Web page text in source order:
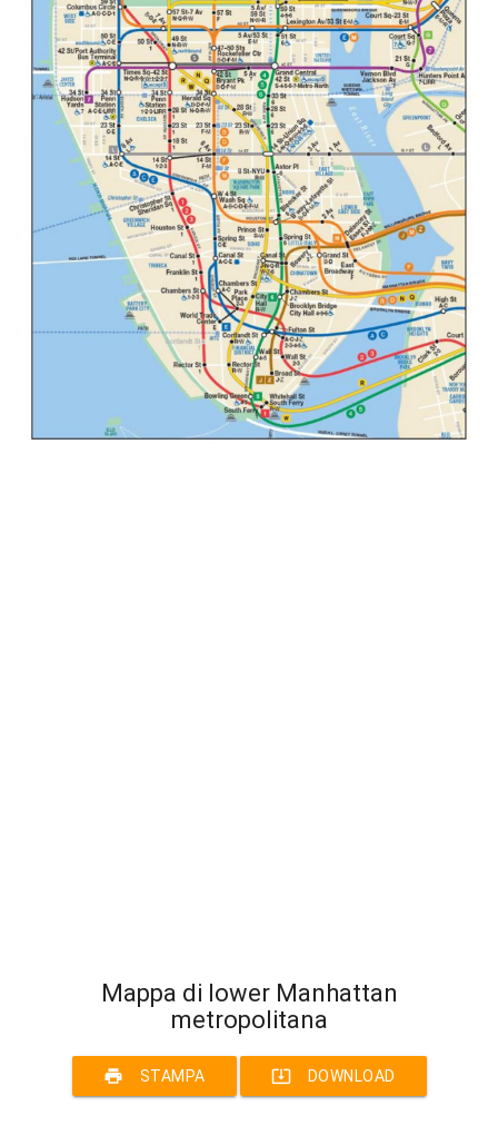
Mappa di lower Manhattan
metropolitana
print STAMPA system_update_alt DOWNLOAD